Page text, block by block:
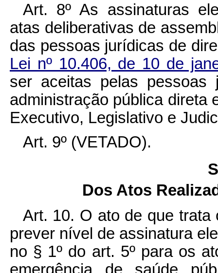
Art. 8º As assinaturas
atas deliberativas de
das pessoas jurídicas de
Lei nº 10.406, de 10 de
ser aceitas pelas
administração pública direta
Executivo, Legislativo e
Art. 9º (VETADO).
Dos Atos
Art. 10. O ato de que
prever nível de assinatura
no § 1º do art. 5º para os